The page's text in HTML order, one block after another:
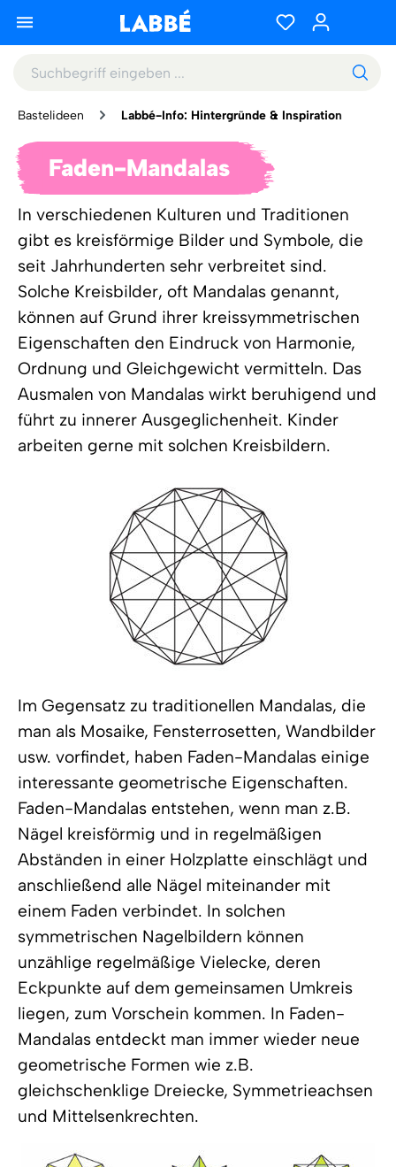
Bastelideen Labbé-Info: Hintergründe & Inspiration
Faden-Mandalas
In verschiedenen Kulturen und Traditionen
gibt es kreisförmige Bilder und Symbole, die
seit Jahrhunderten sehr verbreitet sind.
Solche Kreisbilder, oft Mandalas genannt,
können auf Grund ihrer kreissymmetrischen
Eigenschaften den Eindruck von Harmonie,
Ordnung und Gleichgewicht vermitteln. Das
Ausmalen von Mandalas wirkt beruhigend und
führt zu innerer Ausgeglichenheit. Kinder
arbeiten gerne mit solchen Kreisbildern.
Im Gegensatz zu traditionellen Mandalas, die
man als Mosaike, Fensterrosetten, Wandbilder
usw. vorfindet, haben Faden-Mandalas einige
interessante geometrische Eigenschaften.
Faden-Mandalas entstehen, wenn man z.B.
Nägel kreisförmig und in regelmäßigen
Abständen in einer Holzplatte einschlägt und
anschließend alle Nägel miteinander mit
einem Faden verbindet. In solchen
symmetrischen Nagelbildern können
unzählige regelmäßige Vielecke, deren
Eckpunkte auf dem gemeinsamen Umkreis
liegen, zum Vorschein kommen. In Faden-
Mandalas entdeckt man immer wieder neue
geometrische Formen wie z.B.
gleichschenklige Dreiecke, Symmetrieachsen
und Mittelsenkrechten.